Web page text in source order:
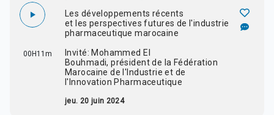
00H11m
Les développements récents
et les perspectives futures de l'industrie
pharmaceutique marocaine
Invité: Mohammed El
Bouhmadi,président de la Fédération
Marocaine de l'Industrie et de
l'Innovation Pharmaceutique
jeu. 20 juin 2024